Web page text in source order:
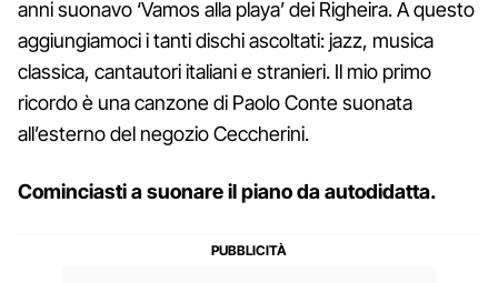
anni suonavo ‘Vamos alla playa’ dei Righeira. A questo
aggiungiamoci i tanti dischi ascoltati: jazz, musica
classica, cantautori italiani e stranieri. Il mio primo
ricordo è una canzone di Paolo Conte suonata
all’esterno del negozio Ceccherini.
Cominciasti a suonare il piano da autodidatta.